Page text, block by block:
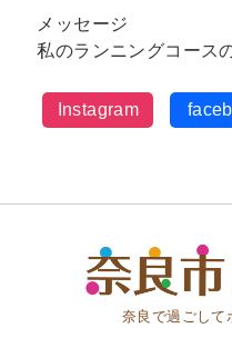
メッセージ
私のランニングコース
Instagram
奈良で過ごして